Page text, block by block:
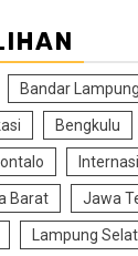
Bandar Lampung
Bengkulu
Barat Jawa
Lampung